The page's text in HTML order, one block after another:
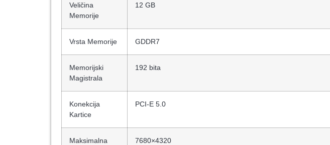
Veličina
Memorije
12 GB
Vrsta Memorije GDDR7
Memorijski
Magistrala
192 bita
Konekcija
Kartice
PCI-E 5.0
Maksimalna
7680×4320